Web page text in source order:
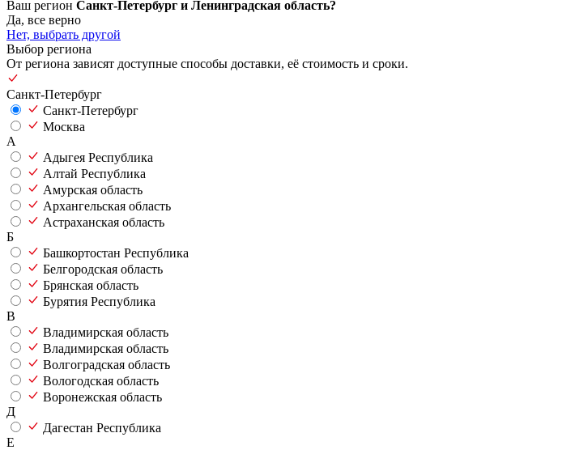
Ваш регион Санкт-Петербург и Ленинградская область?
Да, все верно
Нет, выбрать другой
Выбор региона
От региона зависят доступные способы доставки, её стоимость и сроки.
Санкт-Петербург
Санкт-Петербург
Москва
А
Адыгея Республика
Алтай Республика
Амурская область
Архангельская область
Астраханская область
Б
Башкортостан Республика
Белгородская область
Брянская область
Бурятия Республика
В
Владимирская область
Владимирская область
Волгоградская область
Вологодская область
Воронежская область
Д
Дагестан Республика
Е